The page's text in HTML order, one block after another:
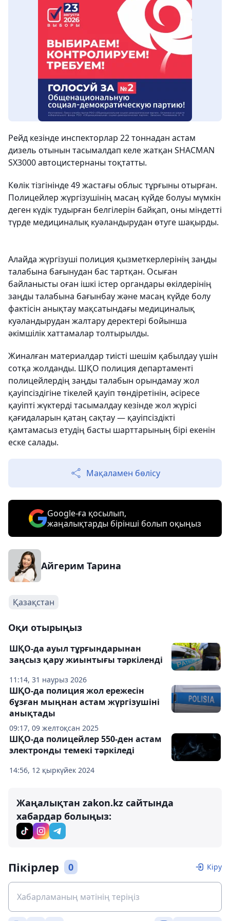
Рейд кезінде инспекторлар 22 тоннадан астам
дизель отынын тасымалдап келе жатқан SHACMAN
SX3000 автоцистернаны тоқтатты.
Көлік тізгінінде 49 жастағы облыс тұрғыны отырған.
Полицейлер жүргізушінің масаң күйде болуы мүмкін
деген күдік тудырған белгілерін байқап, оны міндетті
түрде медициналық куәландырудан өтуге шақырды.
Алайда жүргізуші полиция қызметкерлерінің заңды
талабына бағынудан бас тартқан. Осыған
байланысты оған ішкі істер органдары өкілдерінің
заңды талабына бағынбау және масаң күйде болу
фактісін анықтау мақсатындағы медициналық
куәландырудан жалтару деректері бойынша
әкімшілік хаттамалар толтырылды.
Жиналған материалдар тиісті шешім қабылдау үшін
сотқа жолданды. ШҚО полиция департаменті
полицейлердің заңды талабын орындамау жол
қауіпсіздігіне тікелей қауіп төндіретінін, әсіресе
қауіпті жүктерді тасымалдау кезінде жол жүрісі
қағидаларын қатаң сақтау — қауіпсіздікті
қамтамасыз етудің басты шарттарының бірі екенін
еске салады.
Мақаламен бөлісу
Google-ға қосылып,
жаңалықтарды бірінші болып оқыңыз
Айгерим Тарина
Қазақстан
Оқи отырыңыз
11:14, 31 наурыз 2026
ШҚО-да ауыл тұрғындарынан
заңсыз қару жиынтығы тәркіленді
09:17, 09 желтоқсан 2025
ШҚО-да полиция жол ережесін
бұзған мыңнан астам жүргізушіні
анықтады
14:56, 12 қыркүйек 2024
ШҚО-да полицейлер 550-ден астам
электронды темекі тәркіледі
Жаңалықтан zakon.kz сайтында
хабардар болыңыз:
Пікірлер 0 Кіру